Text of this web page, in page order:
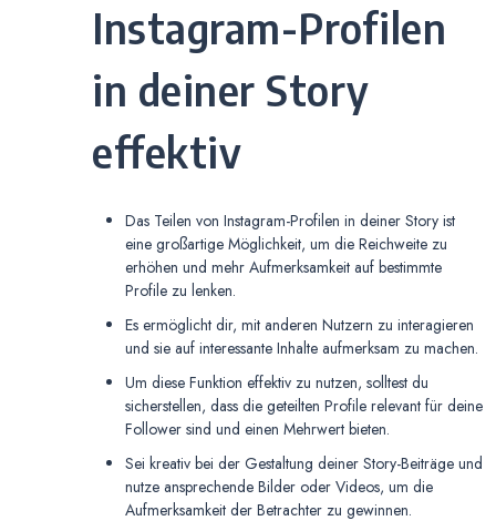
Instagram-Profilen
in deiner Story
effektiv
Das Teilen von Instagram-Profilen in deiner Story ist
eine großartige Möglichkeit, um die Reichweite zu
erhöhen und mehr Aufmerksamkeit auf bestimmte
Profile zu lenken.
Es ermöglicht dir, mit anderen Nutzern zu interagieren
und sie auf interessante Inhalte aufmerksam zu machen.
Um diese Funktion effektiv zu nutzen, solltest du
sicherstellen, dass die geteilten Profile relevant für deine
Follower sind und einen Mehrwert bieten.
Sei kreativ bei der Gestaltung deiner Story-Beiträge und
nutze ansprechende Bilder oder Videos, um die
Aufmerksamkeit der Betrachter zu gewinnen.